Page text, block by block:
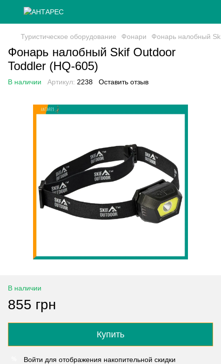
Туристическое оборудование Фонари Фонарь налобный
Фонарь налобный Skif Outdoor
Toddler (HQ-605)
В наличии Артикул: 2238 Оставить отзыв
В наличии
855 грн
Купить
Войти для отображения накопительной скидки